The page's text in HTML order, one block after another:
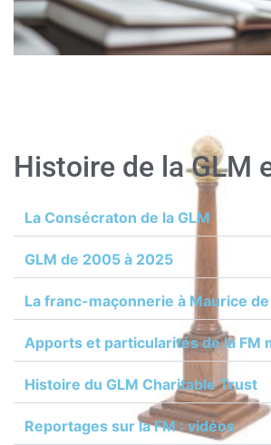
Histoire de la GLM
La Consécraton de la GLM
GLM de 2005 à 2025
La franc-maçonnerie à Maurice de
Apports et particularités de la FM
Histoire du GLM Charitable Trust
Reportages sur la FM : vidéos